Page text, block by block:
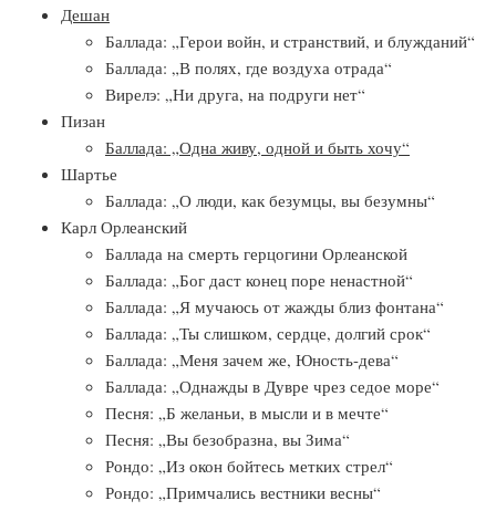
Дешан
Баллада: „Герои войн, и странствий, и блужданий“
Баллада: „В полях, где воздуха отрада“
Вирелэ: „Ни друга, на подруги нет“
Пизан
Баллада: „Одна живу, одной и быть хочу“
Шартье
Баллада: „О люди, как безумцы, вы безумны“
Карл Орлеанский
Баллада на смерть герцогини Орлеанской
Баллада: „Бог даст конец поре ненастной“
Баллада: „Я мучаюсь от жажды близ фонтана“
Баллада: „Ты слишком, сердце, долгий срок“
Баллада: „Меня зачем же, Юность-дева“
Баллада: „Однажды в Дувре чрез седое море“
Песня: „Б желаньи, в мысли и в мечте“
Песня: „Вы безобразна, вы Зима“
Рондо: „Из окон бойтесь метких стрел“
Рондо: „Примчались вестники весны“